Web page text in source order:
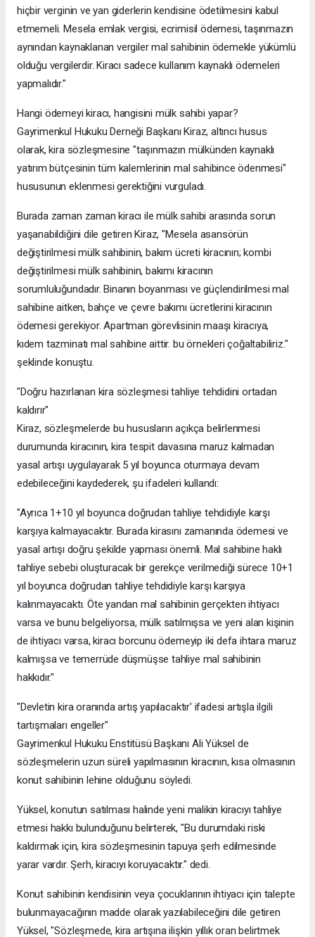
hiçbir verginin ve yan giderlerin kendisine ödetilmesini kabul
etmemeli. Mesela emlak vergisi, ecrimisil ödemesi, taşınmazın
aynından kaynaklanan vergiler mal sahibinin ödemekle yükümlü
olduğu vergilerdir. Kiracı sadece kullanım kaynaklı ödemeleri
yapmalıdır."
Hangi ödemeyi kiracı, hangisini mülk sahibi yapar?
Gayrimenkul Hukuku Derneği Başkanı Kiraz, altıncı husus
olarak, kira sözleşmesine "taşınmazın mülkünden kaynaklı
yatırım bütçesinin tüm kalemlerinin mal sahibince ödenmesi"
hususunun eklenmesi gerektiğini vurguladı.
Burada zaman zaman kiracı ile mülk sahibi arasında sorun
yaşanabildiğini dile getiren Kiraz, "Mesela asansörün
değiştirilmesi mülk sahibinin, bakım ücreti kiracının; kombi
değiştirilmesi mülk sahibinin, bakımı kiracının
sorumluluğundadır. Binanın boyanması ve güçlendirilmesi mal
sahibine aitken, bahçe ve çevre bakımı ücretlerini kiracının
ödemesi gerekiyor. Apartman görevlisinin maaşı kiracıya,
kıdem tazminatı mal sahibine aittir. bu örnekleri çoğaltabiliriz."
şeklinde konuştu.
"Doğru hazırlanan kira sözleşmesi tahliye tehdidini ortadan
kaldırır"
Kiraz, sözleşmelerde bu hususların açıkça belirlenmesi
durumunda kiracının, kira tespit davasına maruz kalmadan
yasal artışı uygulayarak 5 yıl boyunca oturmaya devam
edebileceğini kaydederek, şu ifadeleri kullandı:
"Ayrıca 1+10 yıl boyunca doğrudan tahliye tehdidiyle karşı
karşıya kalmayacaktır. Burada kirasını zamanında ödemesi ve
yasal artışı doğru şekilde yapması önemli. Mal sahibine haklı
tahliye sebebi oluşturacak bir gerekçe verilmediği sürece 10+1
yıl boyunca doğrudan tahliye tehdidiyle karşı karşıya
kalınmayacaktı. Öte yandan mal sahibinin gerçekten ihtiyacı
varsa ve bunu belgeliyorsa, mülk satılmışsa ve yeni alan kişinin
de ihtiyacı varsa, kiracı borcunu ödemeyip iki defa ihtara maruz
kalmışsa ve temerrüde düşmüşse tahliye mal sahibinin
hakkıdır."
"Devletin kira oranında artış yapılacaktır' ifadesi artışla ilgili
tartışmaları engeller"
Gayrimenkul Hukuku Enstitüsü Başkanı Ali Yüksel de
sözleşmelerin uzun süreli yapılmasının kiracının, kısa olmasının
konut sahibinin lehine olduğunu söyledi.
Yüksel, konutun satılması halinde yeni malikin kiracıyı tahliye
etmesi hakkı bulunduğunu belirterek, "Bu durumdaki riski
kaldırmak için, kira sözleşmesinin tapuya şerh edilmesinde
yarar vardır. Şerh, kiracıyı koruyacaktır." dedi.
Konut sahibinin kendisinin veya çocuklarının ihtiyacı için talepte
bulunmayacağının madde olarak yazılabileceğini dile getiren
Yüksel, "Sözleşmede, kira artışına ilişkin yıllık oran belirtmek